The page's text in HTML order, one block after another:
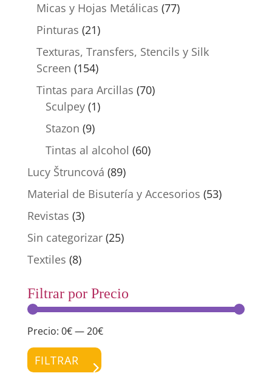
Micas y Hojas Metálicas (77)
Pinturas (21)
Texturas, Transfers, Stencils y Silk
Screen (154)
Tintas para Arcillas (70)
Sculpey (1)
Stazon (9)
Tintas al alcohol (60)
Lucy Štruncová (89)
Material de Bisutería y Accesorios (53)
Revistas (3)
Sin categorizar (25)
Textiles (8)
Filtrar por Precio
FILTRAR
Precio: 0€—20€